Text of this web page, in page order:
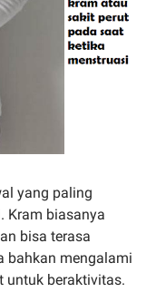
yang paling
Kram biasanya
bisa terasa
bahkan mengalami
untuk beraktivitas.